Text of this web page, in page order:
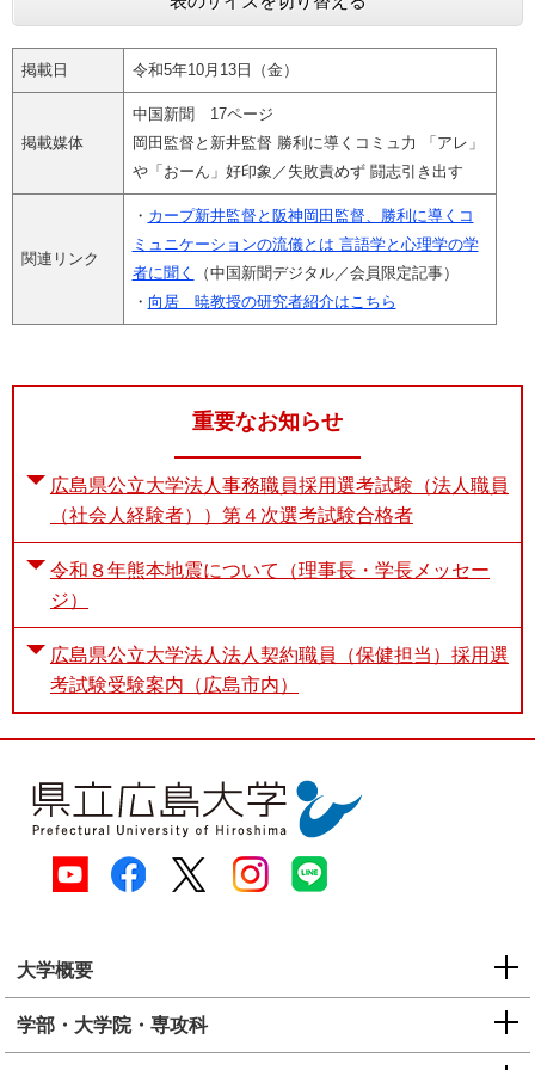
e
カ
ス
タ
検
掲載日 令和5年10月13日（金）
掲載媒体
中国新聞 17ページ
岡田監督と新井監督 勝利に導くコミュ力 「アレ」
や「おーん」好印象／失敗責めず 闘志引き出す
関連リンク
・ カープ新井監督と阪神岡田監督、勝利に導くコ
ミュニケーションの流儀とは 言語学と心理学の学
者に聞く​​
（中国新聞デジタル／会員限定記事）
・ 向居 暁教授の研究者紹介はこちら
重要なお知らせ
広島県公立大学法人事務職員採用選考試験（法人職員
（社会人経験者））第４次選考試験合格者
令和８年熊本地震について（理事長・学長メッセー
ジ）
広島県公立大学法人法人契約職員（保健担当）採用選
考試験受験案内（広島市内）
大学概要
学部・大学院・専攻科